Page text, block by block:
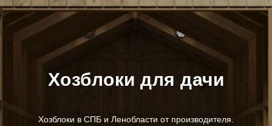
Хозблоки для дачи
Хозблоки в СПБ и Ленобласти от производителя.